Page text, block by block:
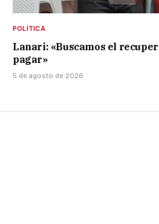
POLÍTICA
Lanari: «Buscamos el
pagar»
5 de agosto de 2026